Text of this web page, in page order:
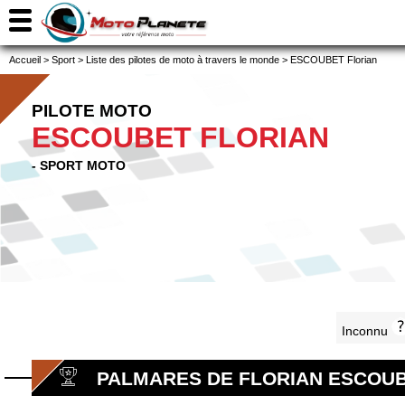
Accueil > Sport > Liste des pilotes de moto à travers le monde > ESCOUBET Florian
PILOTE MOTO
ESCOUBET FLORIAN
- SPORT MOTO
Inconnu
PALMARES DE FLORIAN